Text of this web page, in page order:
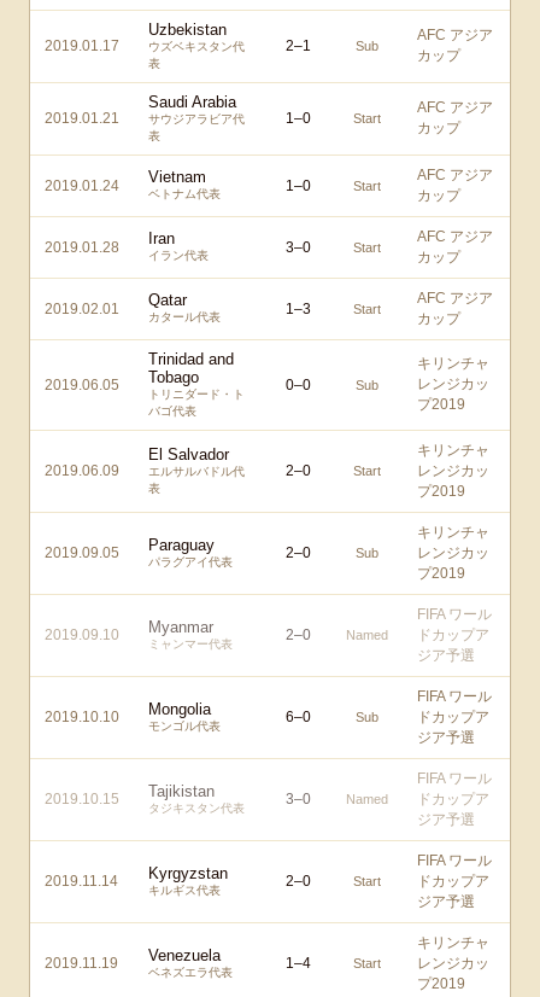
2019.01.17
Uzbekistan
ウズベキスタン代
表
2–1 Sub
AFC アジア
カップ
2019.01.21
Saudi Arabia
サウジアラビア代
表
1–0 Start
AFC アジア
カップ
2019.01.24 Vietnam
ベトナム代表 1–0 Start
AFC アジア
カップ
2019.01.28 Iran
イラン代表 3–0 Start
AFC アジア
カップ
2019.02.01 Qatar
カタール代表 1–3 Start
AFC アジア
カップ
2019.06.05
Trinidad and
Tobago
トリニダード・ト
バゴ代表
0–0 Sub
キリンチャ
レンジカッ
プ2019
2019.06.09
El Salvador
エルサルバドル代
表
2–0 Start
キリンチャ
レンジカッ
プ2019
2019.09.05 Paraguay
パラグアイ代表
2–0 Sub
キリンチャ
レンジカッ
プ2019
2019.09.10 Myanmar
ミャンマー代表
2–0 Named
FIFA ワール
ドカップア
ジア予選
2019.10.10 Mongolia
モンゴル代表
6–0 Sub
FIFA ワール
ドカップア
ジア予選
2019.10.15 Tajikistan
タジキスタン代表
3–0 Named
FIFA ワール
ドカップア
ジア予選
2019.11.14 Kyrgyzstan
キルギス代表
2–0 Start
FIFA ワール
ドカップア
ジア予選
2019.11.19 Venezuela
ベネズエラ代表
1–4 Start
キリンチャ
レンジカッ
プ2019